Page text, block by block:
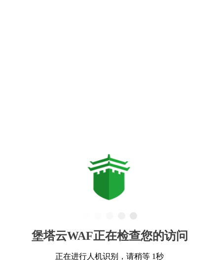
堡塔云WAF正在检查您的访问
正在进行人机识别，请稍等 1秒